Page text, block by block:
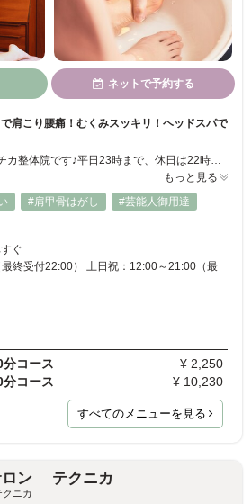
ネットで予約する
肩こり腰痛！むくみスッキリ！ヘッドスパで
不動前駅から徒歩1分！駅チカ整体院です♪平日23時まで、休日は22時まで営業しているので、疲れた帰りにふらっと寄っていってください*.°20分コースからご用意できます◎足つぼマッサージはもちろん、ヘッドスパやハンドリフレクソロジーや整体も人気です！女性向コースもあります！疲れを翌日に持ち越さない、当店自慢の施術をぜひ全身で体感してください☆
もっと見る
#肩甲骨はがし
#芸能人御用達
ぐ
終受付22:00） 土日祝：12:00～21:00（最
コース
¥ 2,250
コース
¥ 10,230
すべてのメニューを見る
ロン テクニカ
ニカ